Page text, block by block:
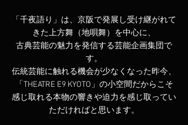
「千夜語り」は、京阪で発展し受け継がれて
きた上方舞（地唄舞）を中心に、
古典芸能の魅力を発信する芸能企画集団で
す。
伝統芸能に触れる機会が少なくなった昨今、
「THEATRE E9 KYOTO」の小空間だからこそ
感じ取れる本物の響きや迫力を感じ取ってい
ただければと思います。